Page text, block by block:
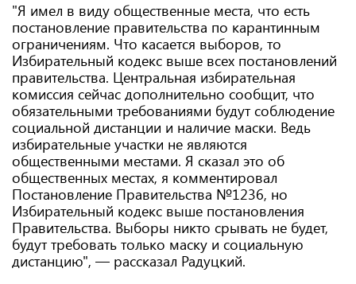
"Я имел в виду общественные места, что есть
постановление правительства по карантинным
ограничениям. Что касается выборов, то
Избирательный кодекс выше всех постановлений
правительства. Центральная избирательная
комиссия сейчас дополнительно сообщит, что
обязательными требованиями будут соблюдение
социальной дистанции и наличие маски. Ведь
избирательные участки не являются
общественными местами. Я сказал это об
общественных местах, я комментировал
Постановление Правительства №1236, но
Избирательный кодекс выше постановления
Правительства. Выборы никто срывать не будет,
будут требовать только маску и социальную
дистанцию", — рассказал Радуцкий.